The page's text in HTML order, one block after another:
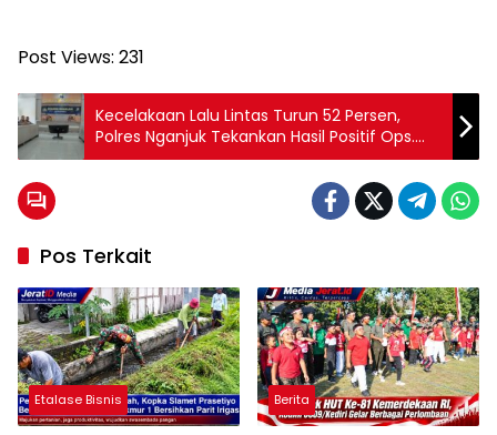
Post Views: 231
Kecelakaan Lalu Lintas Turun 52 Persen,
Polres Nganjuk Tekankan Hasil Positif Ops.
Ketupat Semeru 2025
Pos Terkait
Etalase Bisnis Berita